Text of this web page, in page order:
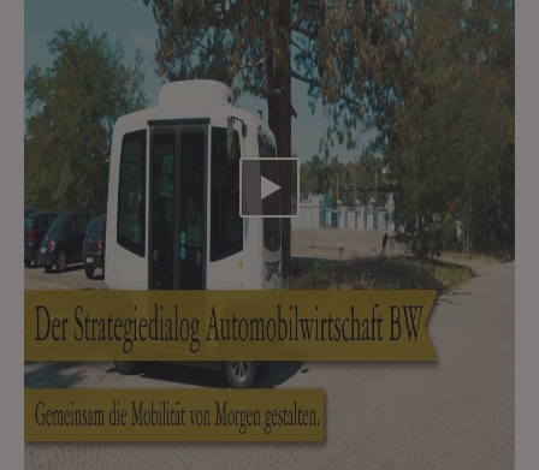
Video abspielen